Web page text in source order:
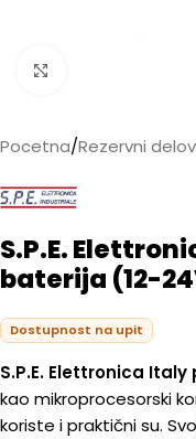
Pocetna/Rezervni
S.P.E.
baterija (12-
Dostupnost na upit
S.P.E. Elettronica
kao mikroprocesorski
koriste i praktični su.